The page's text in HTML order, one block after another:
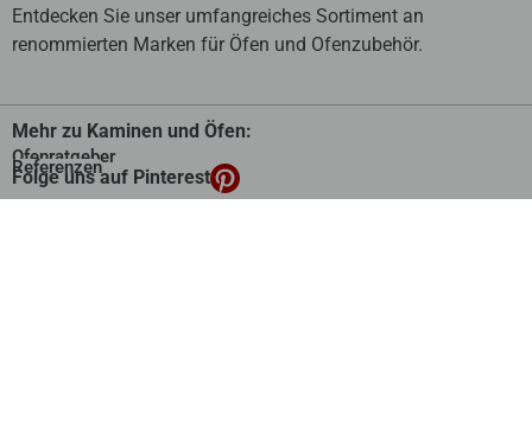
Entdecken Sie unser umfangreiches Sortiment an
renommierten Marken für Öfen und Ofenzubehör.
Mehr zu Kaminen und Öfen:
Ofenratgeber
Referenzen
Folge uns auf Pinterest